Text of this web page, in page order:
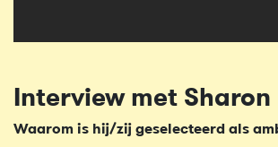
Interview met Sharon
Waarom is hij/zij geselecteerd als